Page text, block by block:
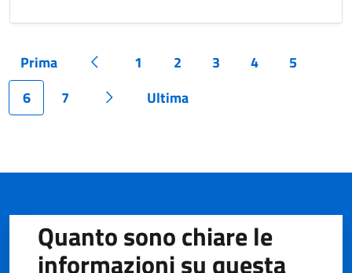
Pagina
Prima Pagina precedente
Pagina
1 Pagina
2 Pagina
3 Pagina
4 Pagina
5
Pagina
6 Pagina
7 Pagina successiva
Pagina
Ultima
Quanto sono chiare le
informazioni su questa